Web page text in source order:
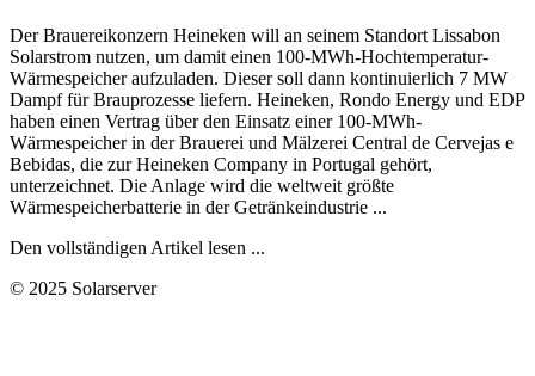
Der Brauereikonzern Heineken will an seinem Standort Lissabon
Solarstrom nutzen, um damit einen 100-MWh-Hochtemperatur-
Wärmespeicher aufzuladen. Dieser soll dann kontinuierlich 7 MW
Dampf für Brauprozesse liefern. Heineken, Rondo Energy und EDP
haben einen Vertrag über den Einsatz einer 100-MWh-
Wärmespeicher in der Brauerei und Mälzerei Central de Cervejas e
Bebidas, die zur Heineken Company in Portugal gehört,
unterzeichnet. Die Anlage wird die weltweit größte
Wärmespeicherbatterie in der Getränkeindustrie ...
Den vollständigen Artikel lesen ...
© 2025 Solarserver